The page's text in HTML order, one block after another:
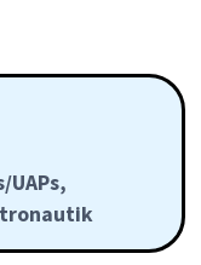
UAPs,